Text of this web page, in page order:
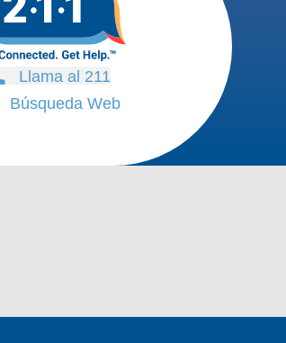
Llama al 211
Búsqueda Web